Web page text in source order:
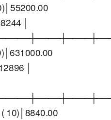
│
│
10)│8840.00